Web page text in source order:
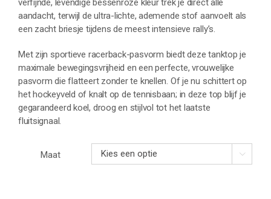
aandacht, terwijl de ultra-lichte, ademende stof aanvoelt als
een zacht briesje tijdens de meest intensieve rally’s.
Met zijn sportieve racerback-pasvorm biedt deze tanktop je
maximale bewegingsvrijheid en een perfecte, vrouwelijke
pasvorm die flatteert zonder te knellen. Of je nu schittert op
het hockeyveld of knalt op de tennisbaan; in deze top blijf je
gegarandeerd koel, droog en stijlvol tot het laatste
fluitsignaal.
Maat 